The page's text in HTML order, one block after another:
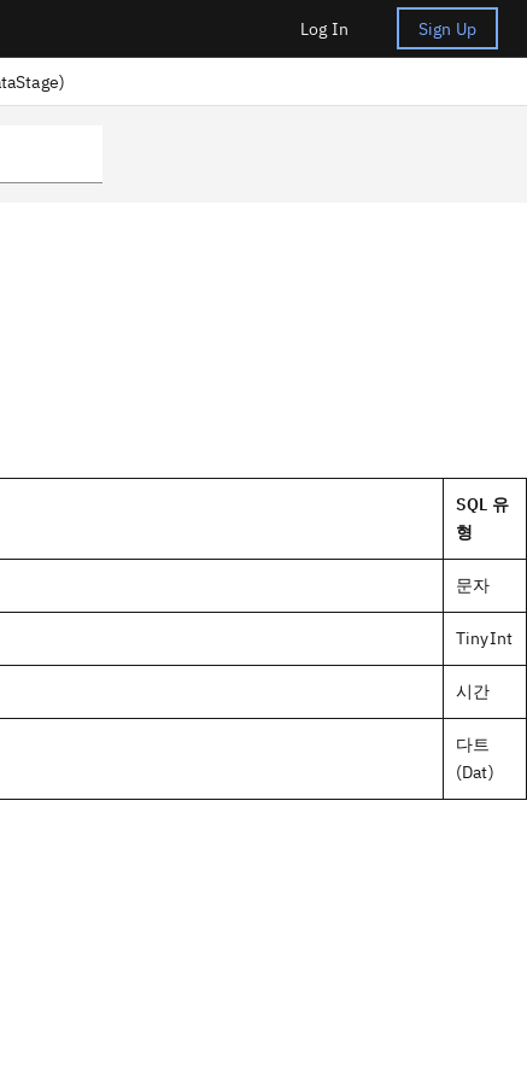
Log In Sign Up
SQL 유
형
문자
TinyInt
시간
다트
(Dat)